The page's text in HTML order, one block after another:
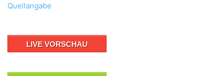
Quellangabe
LIVE VORSCHAU